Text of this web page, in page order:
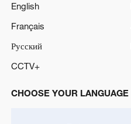
English
Français
Русский
CCTV+
CHOOSE YOUR LANGUAGE